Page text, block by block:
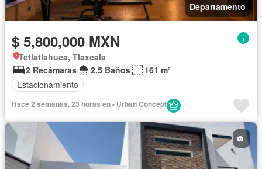
Departamento
$ 5,800,000 MXN
Tetlatlahuca, Tlaxcala
2 Recámaras
2.5 Baños
161 m²
Estacionamiento
Hace 2 semanas, 23 horas en - Urban Concept